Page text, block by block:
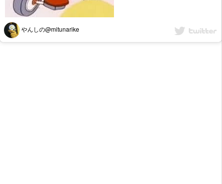
やんしの@mitunarike